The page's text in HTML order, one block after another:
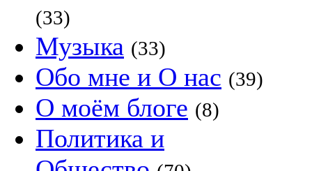
(33)
Музыка (33)
Обо мне и О нас (39)
О моём блоге (8)
Политика и